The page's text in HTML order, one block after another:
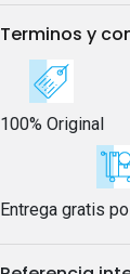
Terminos y
100% Original
Entrega gratis